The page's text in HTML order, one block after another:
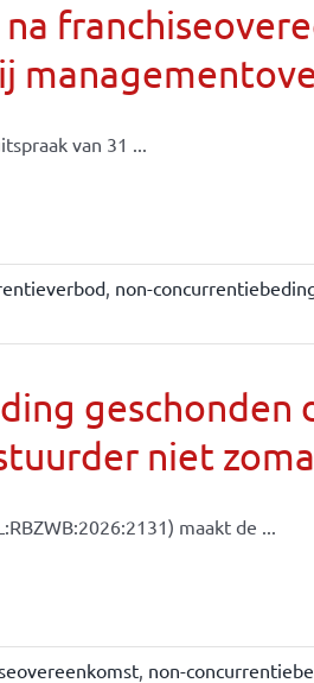
van 31 ...
, non-
geschonden
niet
maakt de ...
, non-